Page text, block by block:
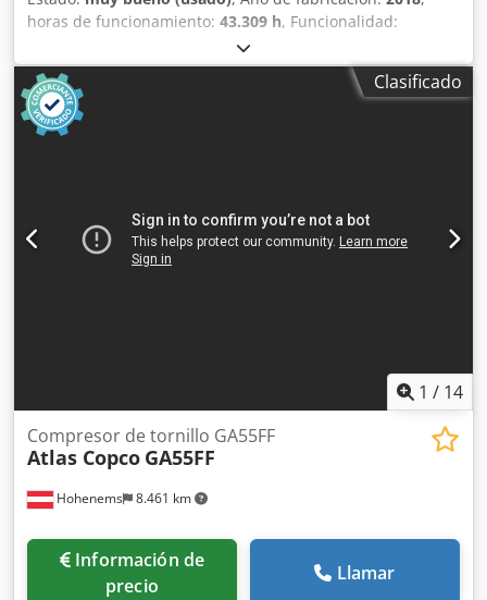
horas de funcionamiento: 43.309 h, Funcionalidad:
, Compresor de tornillo Atlas Copco
GA75VSD+FF Credjzp Urwepfx Ahlef Inversor y secador
integrados 75 kW 12,75 bar 15,50 m³/min Año de
fabricación: 2018 Horas de funcionamiento: 43.309
Clasificado
1 / 14
Hohenems 8.461 km
Compresor de tornillo GA55FF
Atlas Copco GA55FF
Información de
precio
Llamar